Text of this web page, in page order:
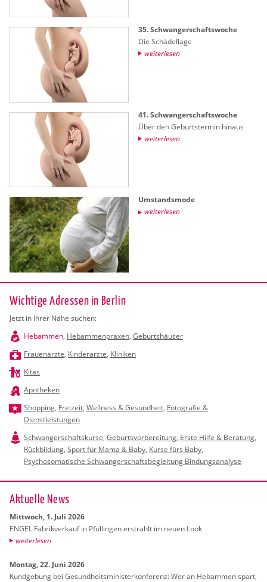
35. Schwan­ger­schafts­wo­che
Die Schä­del­la­ge
wei­ter­le­sen
41. Schwan­ger­schafts­wo­che
Über den Ge­burts­ter­min hin­aus
wei­ter­le­sen
Um­stands­mo­de
wei­ter­le­sen
Wichtige Adressen in Berlin
Jetzt in Ihrer Nähe suchen:
Hebammen, Hebammenpraxen, Geburtshäuser
Frauenärzte, Kinderärzte, Kliniken
Kitas
Apotheken
Shopping, Freizeit, Wellness & Gesundheit, Fotografie &
Dienstleistungen
Schwangerschaftskurse, Geburtsvorbereitung, Erste Hilfe & Beratung,
Rückbildung, Sport für Mama & Baby, Kurse fürs Baby,
Psychosomatische Schwangerschaftsbegleitung Bindungsanalyse
Ak­tu­el­le News
Mitt­woch, 1. Juli 2026
ENGEL Fa­brik­ver­kauf in Pful­lin­gen er­strahlt im neuen Look
wei­ter­le­sen
Mon­tag, 22. Juni 2026
Kund­ge­bung bei Ge­sund­heits­mi­nis­ter­kon­fe­renz: Wer an Heb­am­men spart,